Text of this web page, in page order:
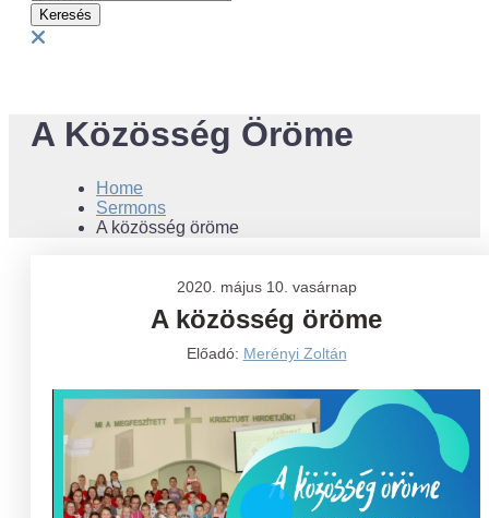
A Közösség Öröme
Home
Sermons
A közösség öröme
2020. május 10. vasárnap
A közösség öröme
Előadó: Merényi Zoltán